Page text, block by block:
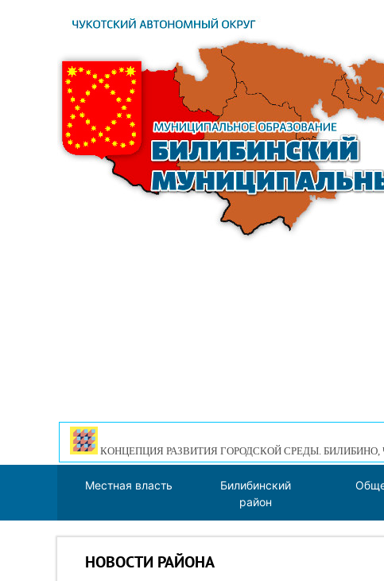
КОНЦЕПЦИЯ РАЗВИТИЯ ГОРОДСКОЙ СРЕДЫ.
Местная власть
Билибинский
район
НОВОСТИ РАЙОНА